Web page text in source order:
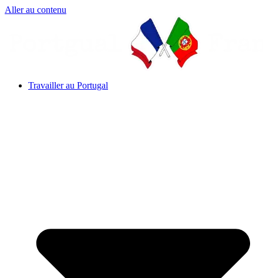
Aller au contenu
Travailler au Portugal